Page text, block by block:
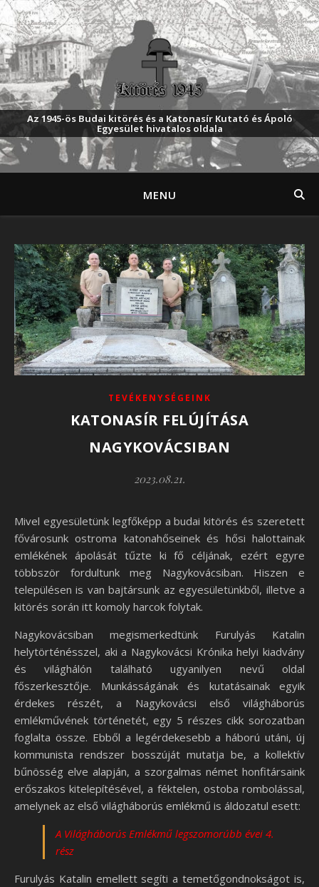
Az 1945-ös Budai kitörés és a Katonasír Kutató és Ápoló
Egyesület hivatalos oldala
MENU
TEVÉKENYSÉGEINK
KATONASÍR FELÚJÍTÁSA
NAGYKOVÁCSIBAN
2023.08.21.
Mivel egyesületünk legfőképp a budai kitörés és szeretett
fővárosunk ostroma katonahőseinek és hősi halottainak
emlékének ápolását tűzte ki fő céljának, ezért egyre
többször fordultunk meg Nagykovácsiban. Hiszen e
településen is van bajtársunk az egyesületünkből, illetve a
kitörés során itt komoly harcok folytak.
Nagykovácsiban megismerkedtünk Furulyás Katalin
helytörténésszel, aki a Nagykovácsi Krónika helyi kiadvány
és világhálón található ugyanilyen nevű oldal
főszerkesztője. Munkásságának és kutatásainak egyik
érdekes részét, a Nagykovácsi első világháborús
emlékművének történetét, egy 5 részes cikk sorozatban
foglalta össze. Ebből a legérdekesebb a háború utáni, új
kommunista rendszer bosszúját mutatja be, a kollektív
bűnösség elve alapján, a szorgalmas német honfitársaink
erőszakos kitelepítésével, a féktelen, ostoba rombolással,
amelynek az első világháborús emlékmű is áldozatul esett:
A Világháborús Emlékmű legszomorúbb évei 4.
rész
Furulyás Katalin emellett segíti a temetőgondnokságot is,